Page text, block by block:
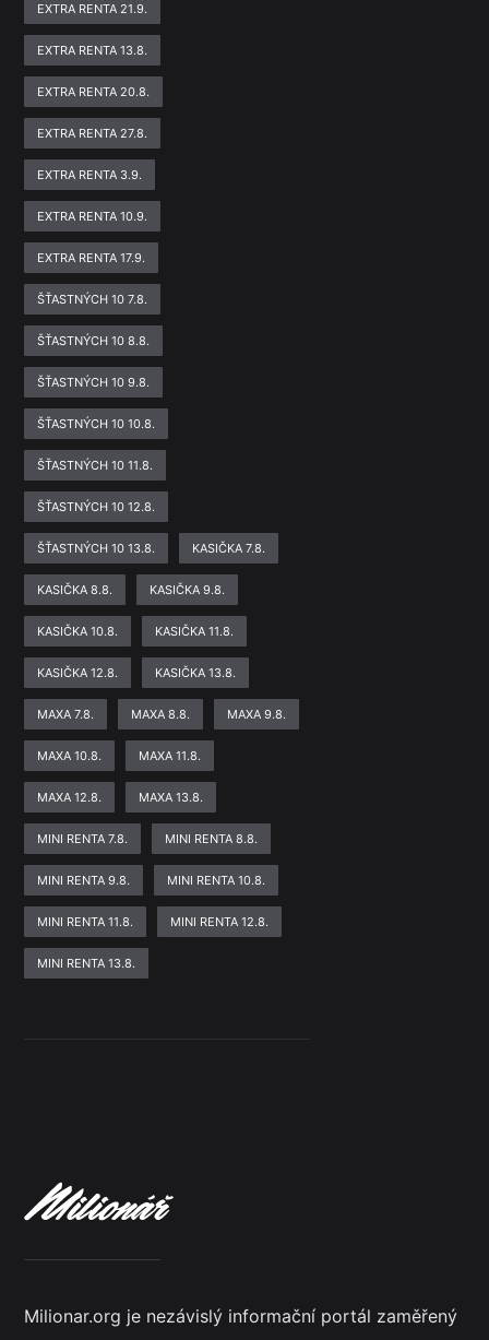
EXTRA RENTA 21.9.
EXTRA RENTA 13.8.
EXTRA RENTA 20.8.
EXTRA RENTA 27.8.
EXTRA RENTA 3.9.
EXTRA RENTA 10.9.
EXTRA RENTA 17.9.
ŠŤASTNÝCH 10 7.8.
ŠŤASTNÝCH 10 8.8.
ŠŤASTNÝCH 10 9.8.
ŠŤASTNÝCH 10 10.8.
ŠŤASTNÝCH 10 11.8.
ŠŤASTNÝCH 10 12.8.
ŠŤASTNÝCH 10 13.8. KASIČKA 7.8.
KASIČKA 8.8. KASIČKA 9.8.
KASIČKA 10.8. KASIČKA 11.8.
KASIČKA 12.8. KASIČKA 13.8.
MAXA 7.8. MAXA 8.8. MAXA 9.8.
MAXA 10.8. MAXA 11.8.
MAXA 12.8. MAXA 13.8.
MINI RENTA 7.8. MINI RENTA 8.8.
MINI RENTA 9.8. MINI RENTA 10.8.
MINI RENTA 11.8. MINI RENTA 12.8.
MINI RENTA 13.8.
Milionar.org je nezávislý informační portál zaměřený